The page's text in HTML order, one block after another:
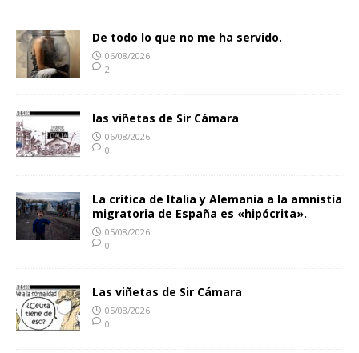
De todo lo que no me ha servido.
06/08/2026
2
las viñetas de Sir Cámara
06/08/2026
0
La crítica de Italia y Alemania a la amnistía
migratoria de España es «hipócrita».
05/08/2026
0
Las viñetas de Sir Cámara
05/08/2026
0